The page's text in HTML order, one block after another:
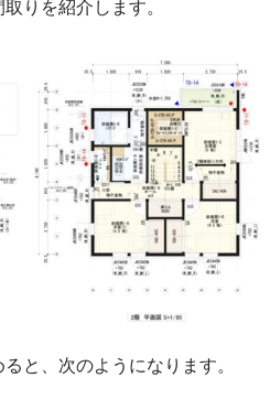
りを紹介します。
と、次のようになります。